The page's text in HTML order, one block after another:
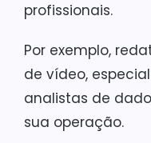
profissionais.
Por exemplo,
de vídeo,
analistas de
sua operação.